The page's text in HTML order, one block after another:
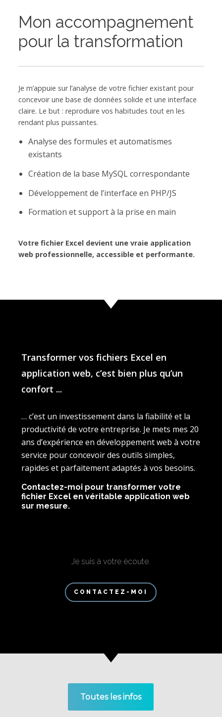
Mon accompagnement
pour la transformation
Je m’appuie sur l’analyse de votre fichier existant pour
concevoir une base de données solide et une interface
claire. Le but : reproduire vos habitudes tout en les
rendant plus puissantes.
Analyse des formules et automatismes
existants
Création de la base MySQL correspondante
Développement de l’interface en PHP/JS
Formation et support à la prise en main
Votre fichier Excel devient une vraie application
web professionnelle, accessible et performante.
Transformer vos fichiers Excel en
application web, c’est bien plus qu’un
confort ...
… c’est un investissement dans la fiabilité et la
productivité de votre entreprise. Je mets mes 20
ans d’expérience en développement web à votre
service pour concevoir des outils simples,
rapides et parfaitement adaptés à vos besoins.
Contactez-moi pour transformer votre
fichier Excel en véritable application web
sur mesure.
Je suis à votre écoute.
CONTACTEZ-MOI
Toutes les infos